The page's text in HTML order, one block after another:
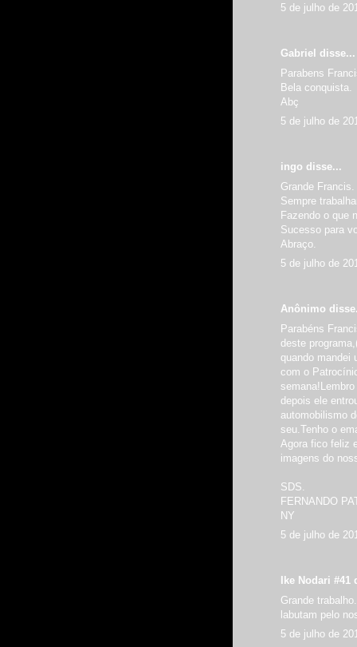
5 de julho de
Gabriel disse...
Parabens
Bela conquista.
Abç
5 de julho de
ingo disse...
Grande Francis.
Sempre
Fazendo o que
Sucesso para
Abraço.
5 de julho de
Anônimo
Parabéns
deste
quando mandei
com o
depois ele
automobilismo
seu.Tenho o
Agora fico feliz
imagens do
SDS.
FERNANDO
NY
5 de julho de
Ike Nodari #41
Grande
labutam pelo
5 de julho de